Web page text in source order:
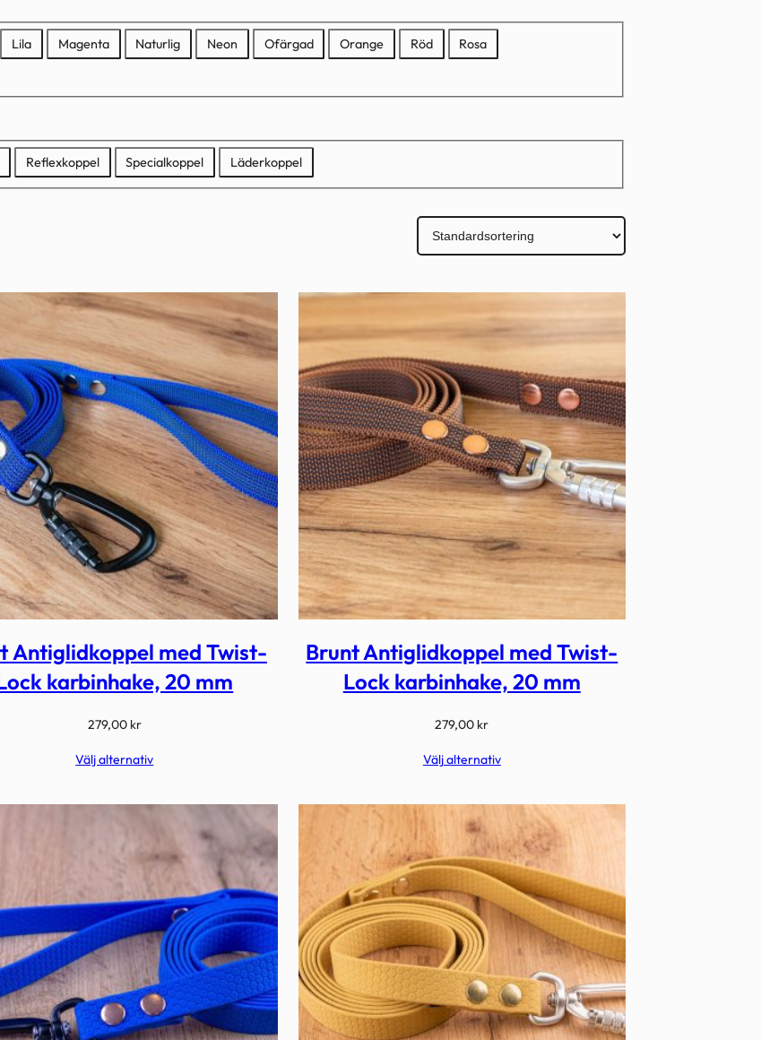
Lila Magenta Naturlig Neon Ofärgad Orange Röd Rosa
Reflexkoppel Specialkoppel Läderkoppel
Antiglidkoppel med Twist-
karbinhake, 20 mm
279,00 kr
Välj alternativ
Brunt Antiglidkoppel med Twist-
Lock karbinhake, 20 mm
279,00 kr
Välj alternativ